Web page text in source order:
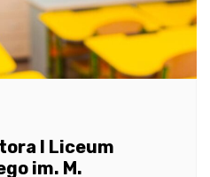
I Liceum
im. M.